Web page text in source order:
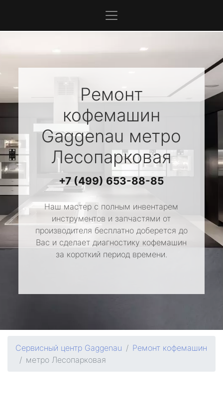
Ремонт
кофемашин
Gaggenau метро
Лесопарковая
+7 (499) 653-88-85
Наш мастер с полным инвентарем
инструментов и запчастями от
производителя бесплатно доберется до
Вас и сделает диагностику кофемашин
за короткий период времени.
Сервисный центр Gaggenau
Ремонт кофемашин
метро Лесопарковая